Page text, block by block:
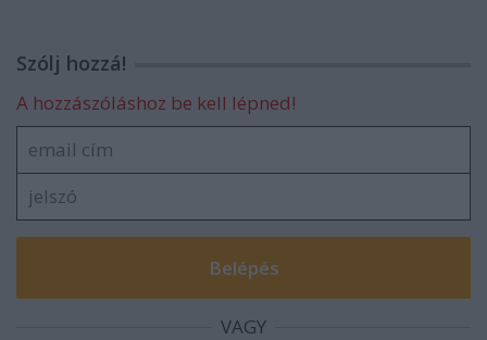
Szólj hozzá!
A hozzászóláshoz be kell lépned!
VAGY